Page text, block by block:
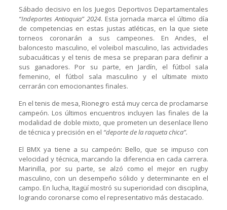
Sábado decisivo en los Juegos Deportivos Departamentales
“Indeportes Antioquia” 2024. Esta jornada marca el último día
de competencias en estas justas atléticas, en la que siete
torneos coronarán a sus campeones. En Andes, el
baloncesto masculino, el voleibol masculino, las actividades
subacuáticas y el tenis de mesa se preparan para definir a
sus ganadores. Por su parte, en Jardín, el fútbol sala
femenino, el fútbol sala masculino y el ultimate mixto
cerrarán con emocionantes finales.
En el tenis de mesa, Rionegro está muy cerca de proclamarse
campeón. Los últimos encuentros incluyen las finales de la
modalidad de doble mixto, que prometen un desenlace lleno
de técnica y precisión en el “deporte de la raqueta chica”.
El BMX ya tiene a su campeón: Bello, que se impuso con
velocidad y técnica, marcando la diferencia en cada carrera.
Marinilla, por su parte, se alzó como el mejor en rugby
masculino, con un desempeño sólido y determinante en el
campo. En lucha, Itagüí mostró su superioridad con disciplina,
logrando coronarse como el representativo más destacado.